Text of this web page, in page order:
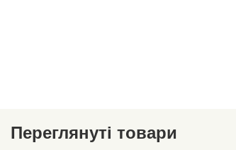
Переглянуті товари